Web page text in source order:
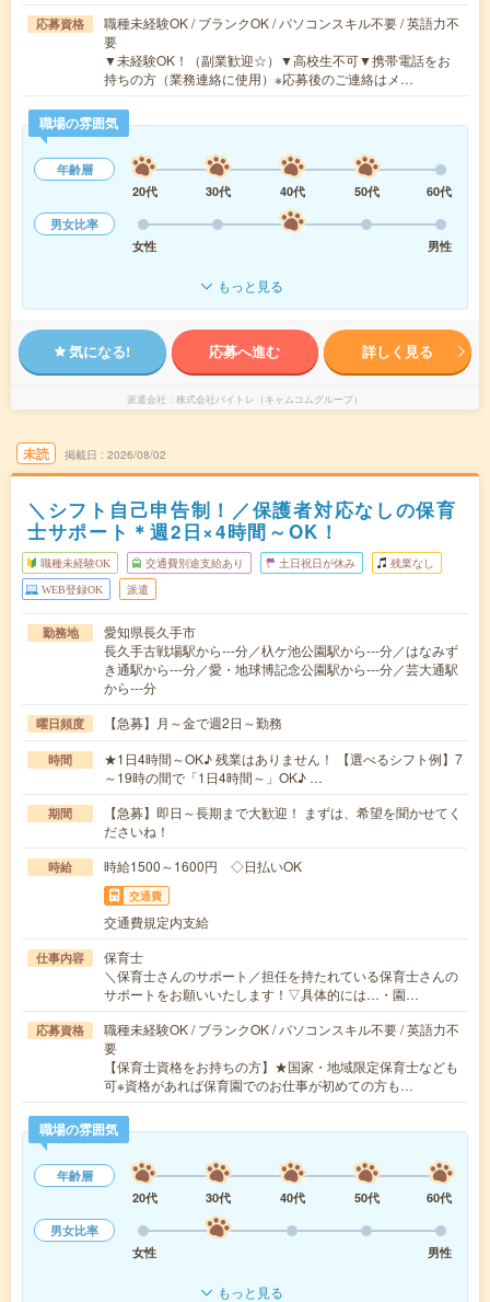
応募資格
職種未経験OK / ブランクOK / パソコンスキル不要 / 英語力不
要
▼未経験OK！（副業歓迎☆）▼高校生不可▼携帯電話をお
持ちの方（業務連絡に使用）※応募後のご連絡はメ…
職場の雰囲気
年齢層
20代
30代 40代 50代
60代
男女比率
女性
男性
もっと見る
気になる! 応募へ進む 詳しく見る
派遣会社 株式会社バイトレ（キャムコムグループ）
未読 掲載日 2026/08/02
＼シフト自己申告制！／保護者対応なしの保育
士サポート＊週2日×4時間～OK！
職種未経験OK 交通費別途支給あり 土日祝日が休み 残業なし
WEB登録OK 派遣
勤務地
愛知県長久手市
長久手古戦場駅から---分／杁ケ池公園駅から---分／はなみず
き通駅から---分／愛・地球博記念公園駅から---分／芸大通駅
から---分
曜日頻度 【急募】月～金で週2日～勤務
時間
★1日4時間～OK♪ 残業はありません！ 【選べるシフト例】7
～19時の間で「1日4時間～」OK♪ …
期間
【急募】即日～長期まで大歓迎！ まずは、希望を聞かせてく
ださいね！
時給 時給1500～1600円 ◇日払いOK
交通費
交通費規定内支給
仕事内容
保育士
＼保育士さんのサポート／担任を持たれている保育士さんの
サポートをお願いいたします！▽具体的には…・園…
応募資格
職種未経験OK / ブランクOK / パソコンスキル不要 / 英語力不
要
【保育士資格をお持ちの方】★国家・地域限定保育士なども
可※資格があれば保育園でのお仕事が初めての方も…
職場の雰囲気
年齢層
20代
30代 40代 50代
60代
男女比率
女性
男性
もっと見る